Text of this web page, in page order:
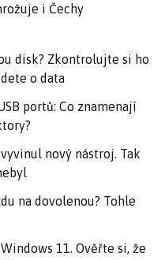
i Čechy
disk? Zkontrolujte si ho
o data
portů: Co znamenají
nový nástroj. Tak
na dovolenou? Tohle
11. Ověřte si, že